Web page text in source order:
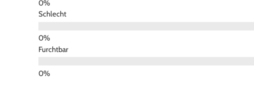
Schlecht
Furchtbar